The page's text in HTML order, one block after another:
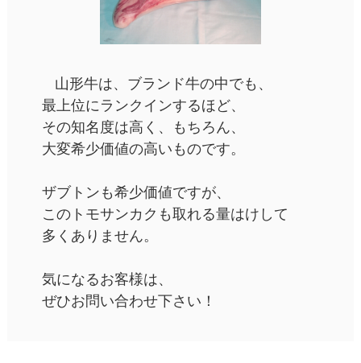
山形牛は、ブランド牛の中でも、
最上位にランクインするほど、
その知名度は高く、もちろん、
大変希少価値の高いものです。
ザブトンも希少価値ですが、
このトモサンカクも取れる量はけして
多くありません。
気になるお客様は、
ぜひお問い合わせ下さい！